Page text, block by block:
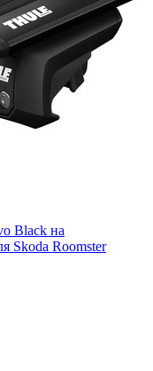
Black на
Skoda Roomster